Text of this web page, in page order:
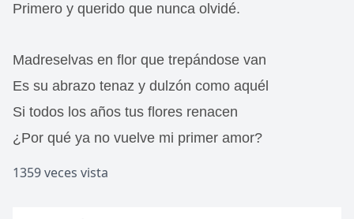
Primero y querido que nunca olvidé.
Madreselvas en flor que trepándose van
Es su abrazo tenaz y dulzón como aquél
Si todos los años tus flores renacen
¿Por qué ya no vuelve mi primer amor?
1359 veces vista